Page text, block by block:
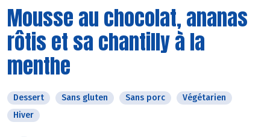
Mousse au chocolat, ananas
rôtis et sa chantilly à la
menthe
Dessert Sans gluten Sans porc
Végétarien
Hiver